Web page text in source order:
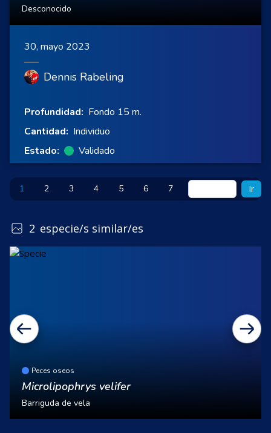
Desconocido
30, mayo 2023
Dennis Rabeling
Profundidad: Fondo 15 m.
Cantidad: Individuo
Estado:
Validado
1 2 3 4 5 6 7 Ir
2 especie/s similar/es
Peces oseos
Microlipophrys velifer
Barriguda de vela